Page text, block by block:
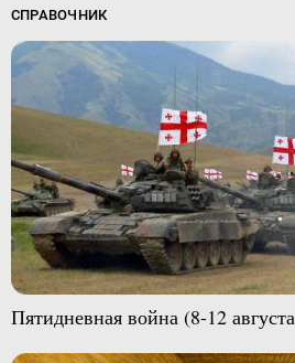
СПРАВОЧНИК
Пятидневная война (8-12